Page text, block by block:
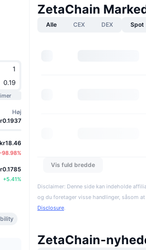
Høj
kr18.46
-98.98%
+5.41%
ZetaChain
Alle CEX DEX Spot
Vis fuld bredde
Disclaimer: Denne side kan indeholde
og du foretager visse handlinger, såsom
Disclosure.
ZetaChain-